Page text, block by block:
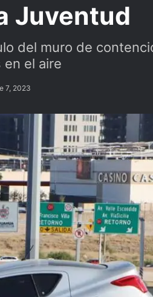
Juventud
del muro de
el aire
7, 2023